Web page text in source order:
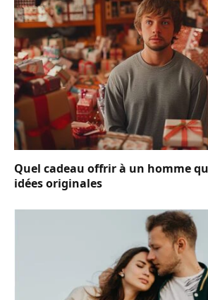
Quel cadeau offrir à un homme
idées originales